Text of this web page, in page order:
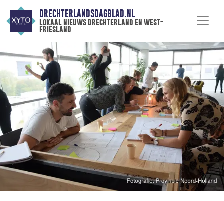
DRECHTERLANDSDAGBLAD.NL
lokaal nieuws drechterland en west-
friesland